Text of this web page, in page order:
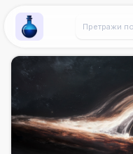
Wallpaper Alchemy